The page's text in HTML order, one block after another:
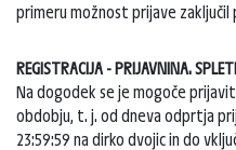
primeru možnost prijave
REGISTRACIJA - PRIJAVNINA.
Na dogodek se je mogoče
obdobju, t. j. od dneva odprtja
23:59:59 na dirko dvojic in do